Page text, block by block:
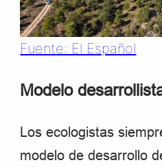
Fuente: El Español
Modelo
Los ecologistas
modelo de desarrollo